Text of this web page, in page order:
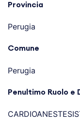
Provincia
Perugia
Comune
Perugia
Penultimo Ruolo